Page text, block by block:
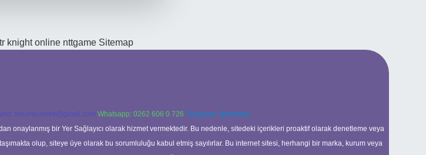
knight online nttgame Sitemap
forumhizmeti@gmail.com Whatsapp: 0262 606 0 726 Telegram: @karabul
onaylanmış bir Yer Sağlayıcı olarak hizmet vermektedir. Bu nedenle, sitedeki içerikleri proaktif olarak denetleme veya
olup, siteye üye olarak bu sorumluluğu kabul etmiş sayılırlar. Bu internet sitesi, herhangi bir marka, kurum veya